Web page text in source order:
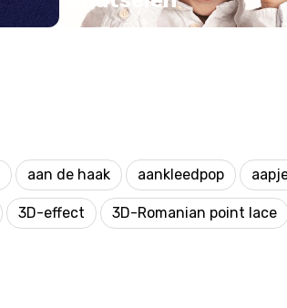
aan de haak aankleedpop
3D-effect 3D-Romanian point lace